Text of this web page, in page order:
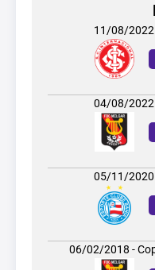
11/08/2022
04/08/2022
05/11/2020
06/02/2018 -